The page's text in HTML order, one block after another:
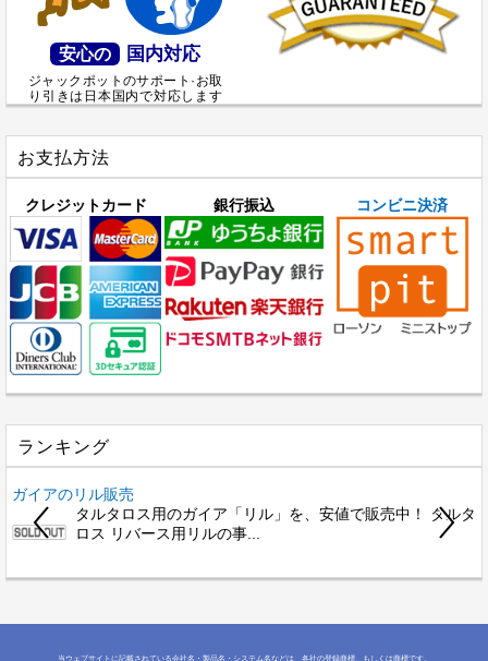
安心の 国内対応
ジャックポットのサポート·お取
り引きは日本国内で対応します
お支払方法
クレジットカード 銀行振込 コンビニ決済
ランキング
ガイアのリル販売
タルタロス用のガイア「リル」を、安値で販売中！ タルタ
ロス リバース用リルの事...
当ウェブサイトに記載されている会社名・製品名・システム名などは、各社の登録商標、もしくは商標です。